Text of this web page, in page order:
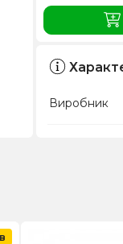
Виробник